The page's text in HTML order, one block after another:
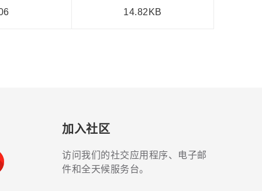
14.82KB
加入社区
访问我们的社交应用程序、电子邮
件和全天候服务台。